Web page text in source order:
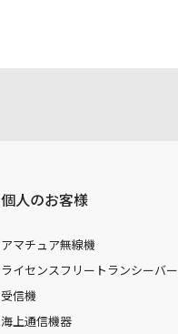
個人のお客様
アマチュア無線機
ライセンスフリートランシーバー
受信機
海上通信機器